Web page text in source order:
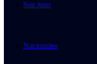
San Juan
Nacionales